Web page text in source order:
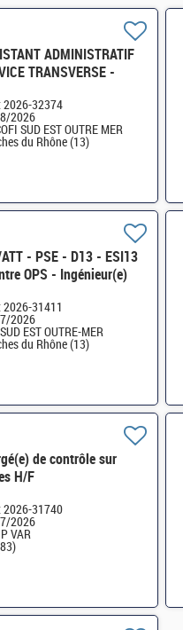
ADMINISTRATIF
TRANSVERSE -
(CHORUS)
H/F
2026-32374
2026
SUD EST OUTRE MER
du Rhône (13)
- PSE - D13 - ESI13
OPS - Ingénieur(e)
2026-31411
2026
EST OUTRE-MER
du Rhône (13)
de contrôle sur
H/F
2026-31740
2026
VAR